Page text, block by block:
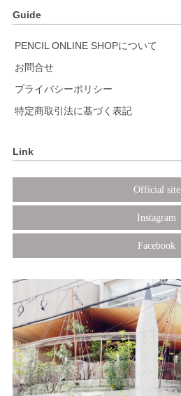
Guide
PENCIL ONLINE SHOPについて
お問合せ
プライバシーポリシー
特定商取引法に基づく表記
Link
Official site
Instagram
Facebook